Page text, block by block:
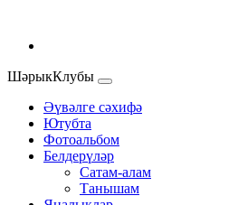
ШәрыкКлубы
Әүвәлге сәхифә
Ютубта
Фотоальбом
Белдерүләр
Сатам-алам
Танышам